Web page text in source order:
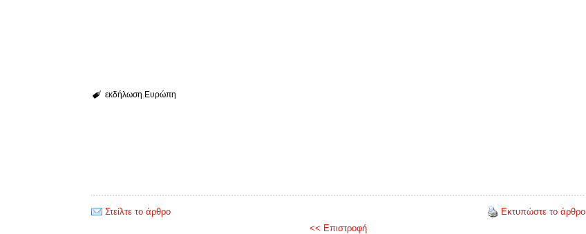
εκδήλωση Ευρώπη
Στείλτε το άρθρο
Εκτυπώστε το άρθρο
<< Επιστροφή